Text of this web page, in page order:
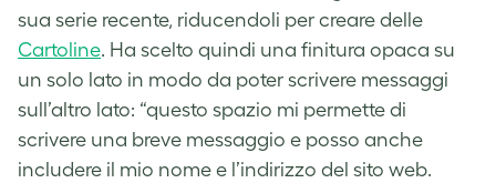
sua serie recente, riducendoli per creare delle
Cartoline. Ha scelto quindi una finitura opaca su
un solo lato in modo da poter scrivere messaggi
sull’altro lato: “questo spazio mi permette di
scrivere una breve messaggio e posso anche
includere il mio nome e l’indirizzo del sito web.